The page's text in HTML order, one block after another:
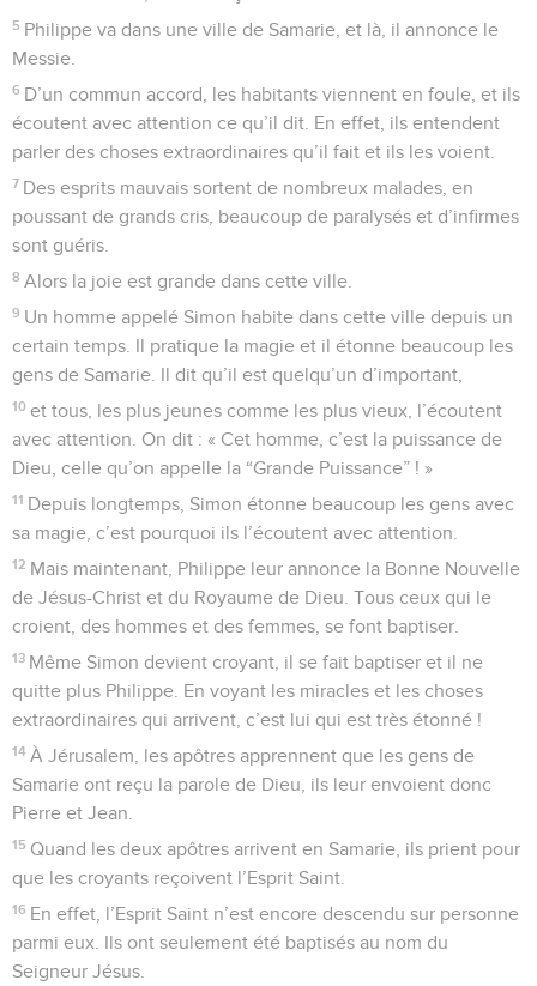
5 Philippe va dans une ville de Samarie, et là, il annonce le
Messie.
6 D’un commun accord, les habitants viennent en foule, et ils
écoutent avec attention ce qu’il dit. En effet, ils entendent
parler des choses extraordinaires qu’il fait et ils les voient.
7 Des esprits mauvais sortent de nombreux malades, en
poussant de grands cris, beaucoup de paralysés et d’infirmes
sont guéris.
8 Alors la joie est grande dans cette ville.
9 Un homme appelé Simon habite dans cette ville depuis un
certain temps. Il pratique la magie et il étonne beaucoup les
gens de Samarie. Il dit qu’il est quelqu’un d’important,
10 et tous, les plus jeunes comme les plus vieux, l’écoutent
avec attention. On dit : « Cet homme, c’est la puissance de
Dieu, celle qu’on appelle la “Grande Puissance” ! »
11 Depuis longtemps, Simon étonne beaucoup les gens avec
sa magie, c’est pourquoi ils l’écoutent avec attention.
12 Mais maintenant, Philippe leur annonce la Bonne Nouvelle
de Jésus-Christ et du Royaume de Dieu. Tous ceux qui le
croient, des hommes et des femmes, se font baptiser.
13 Même Simon devient croyant, il se fait baptiser et il ne
quitte plus Philippe. En voyant les miracles et les choses
extraordinaires qui arrivent, c’est lui qui est très étonné !
14 À Jérusalem, les apôtres apprennent que les gens de
Samarie ont reçu la parole de Dieu, ils leur envoient donc
Pierre et Jean.
15 Quand les deux apôtres arrivent en Samarie, ils prient pour
que les croyants reçoivent l’Esprit Saint.
16 En effet, l’Esprit Saint n’est encore descendu sur personne
parmi eux. Ils ont seulement été baptisés au nom du
Seigneur Jésus.